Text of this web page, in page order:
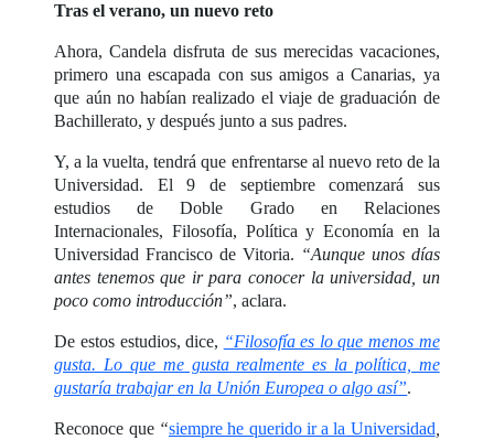
Tras el verano, un nuevo reto
Ahora, Candela disfruta de sus merecidas vacaciones,
primero una escapada con sus amigos a Canarias, ya
que aún no habían realizado el viaje de graduación de
Bachillerato, y después junto a sus padres.
Y, a la vuelta, tendrá que enfrentarse al nuevo reto de la
Universidad. El 9 de septiembre comenzará sus
estudios de Doble Grado en Relaciones
Internacionales, Filosofía, Política y Economía en la
Universidad Francisco de Vitoria. “Aunque unos días
antes tenemos que ir para conocer la universidad, un
poco como introducción”, aclara.
De estos estudios, dice, “Filosofía es lo que menos me
gusta. Lo que me gusta realmente es la política, me
gustaría trabajar en la Unión Europea o algo así”.
Reconoce que “siempre he querido ir a la Universidad